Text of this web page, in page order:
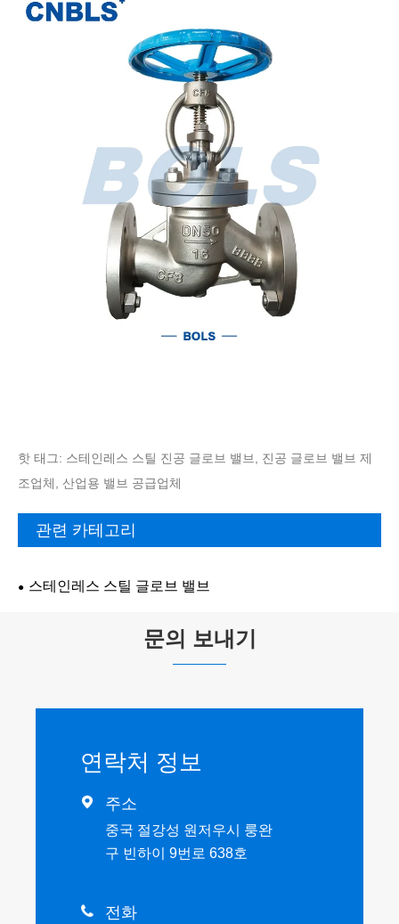
핫 태그: 스테인레스 스틸 진공 글로브 밸브, 진공 글로브 밸브 제
조업체, 산업용 밸브 공급업체
관련 카테고리
스테인레스 스틸 글로브 밸브
문의 보내기
연락처 정보
 주소
중국 절강성 원저우시 룽완
구 빈하이 9번로 638호
 전화